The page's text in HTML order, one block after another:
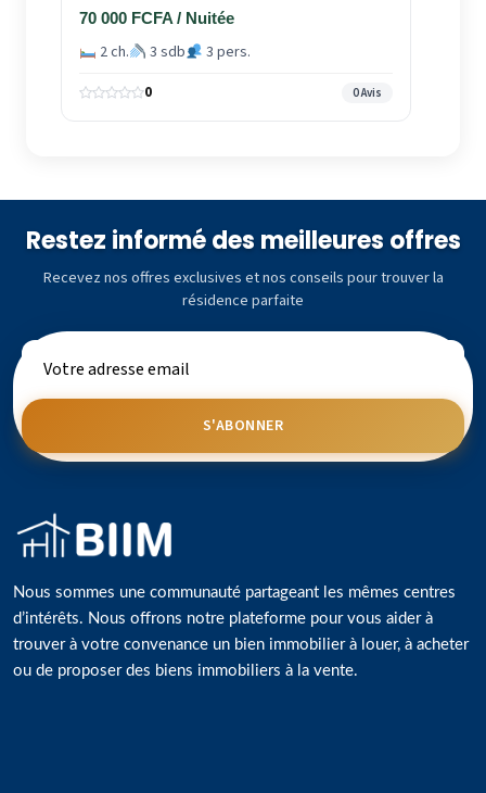
70 000 FCFA / Nuitée
2 ch. 3 sdb 3 pers.
0 0 Avis
Restez informé des meilleures offres
Recevez nos offres exclusives et nos conseils pour trouver la
résidence parfaite
S'ABONNER
Nous sommes une communauté partageant les mêmes centres
d’intérêts. Nous offrons notre plateforme pour vous aider à
trouver à votre convenance un bien immobilier à louer, à acheter
ou de proposer des biens immobiliers à la vente.